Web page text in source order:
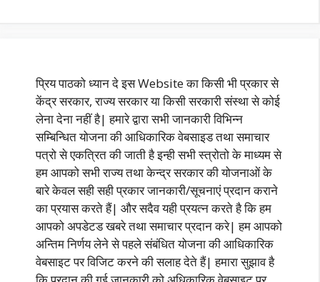
प्रिय पाठको ध्यान दे इस Website का किसी भी प्रकार से
केंद्र सरकार, राज्य सरकार या किसी सरकारी संस्था से कोई
लेना देना नहीं है| हमारे द्वारा सभी जानकारी विभिन्न
सम्बिन्धित योजना की आधिकारिक वेबसाइड तथा समाचार
पत्रो से एकत्रित की जाती है इन्ही सभी स्त्रोतो के माध्यम से
हम आपको सभी राज्य तथा केन्द्र सरकार की योजनाओं के
बारे केवल सही सही प्रकार जानकारी/सूचनाएं प्रदान कराने
का प्रयास करते हैं| और सदैव यही प्रयत्न करते है कि हम
आपको अपडेटड खबरे तथा समाचार प्रदान करे| हम आपको
अन्तिम निर्णय लेने से पहले संबंधित योजना की आधिकारिक
वेबसाइट पर विजिट करने की सलाह देते हैं| हमारा सुझाव है